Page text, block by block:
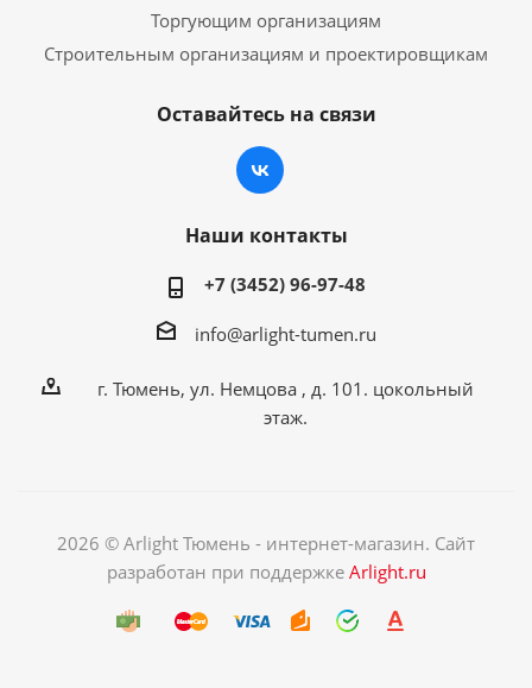
Торгующим организациям
Строительным организациям и проектировщикам
Оставайтесь на связи
Наши контакты
+7 (3452) 96-97-48
info@arlight-tumen.ru
г. Тюмень, ул. Немцова , д. 101. цокольный
этаж.
2026 © Arlight Тюмень - интернет-магазин. Сайт
разработан при поддержке Arlight.ru